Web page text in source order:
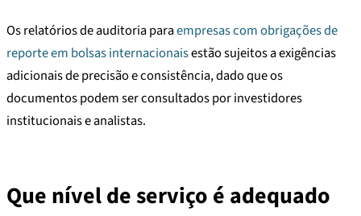
Os relatórios de auditoria paraempresas com obrigações de
reporte em bolsas internacionaisestão sujeitos a exigências
adicionais de precisão e consistência, dado que os
documentos podem ser consultados por investidores
institucionais e analistas.
Que nível de serviço é adequado